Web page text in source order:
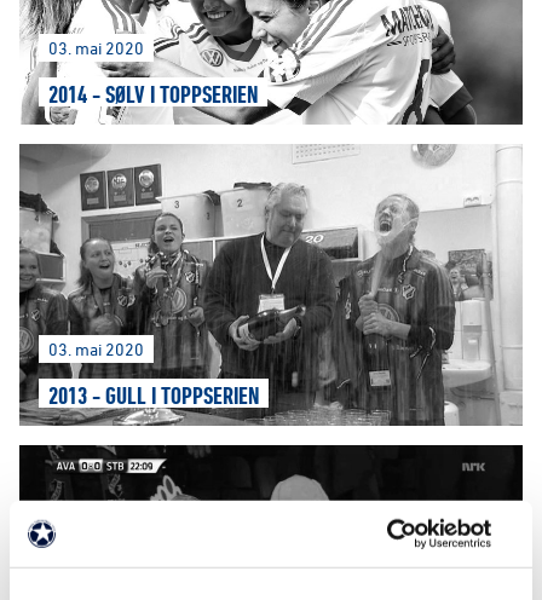
03. mai 2020
2014 - SØLV I TOPPSERIEN
03. mai 2020
2013 - GULL I TOPPSERIEN